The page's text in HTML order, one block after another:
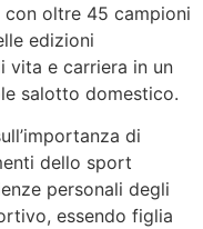
oltre 45 campioni
edizioni
vita e carriera in un
salotto domestico.
di
dello sport
personali degli
essendo figlia